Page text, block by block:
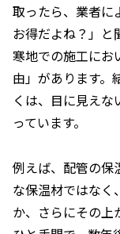
取ったら、業者に
お得だよね？」と
寒地での施工にお
由」があります。
くは、目に見え
っています。
例えば、配管の保
な保温材ではなく
か、さらにその上